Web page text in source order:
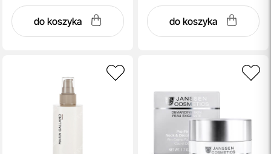
do koszyka do koszyka